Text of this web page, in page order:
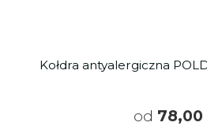
Kołdra antyalergiczna
od 78,00